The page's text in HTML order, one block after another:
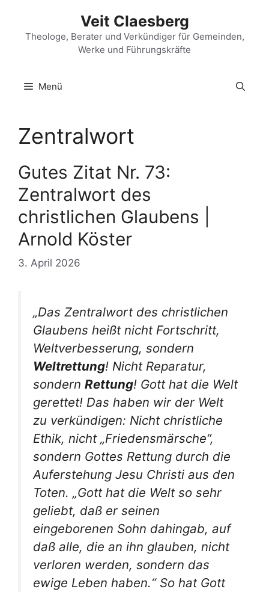
springen
Veit Claesberg
Theologe, Berater und Verkündiger für Gemeinden,
Werke und Führungskräfte
Menü
Zentralwort
Gutes Zitat Nr. 73:
Zentralwort des
christlichen Glaubens |
Arnold Köster
3. April 2026
„Das Zentralwort des christlichen
Glaubens heißt nicht Fortschritt,
Weltverbesserung, sondern
Weltrettung! Nicht Reparatur,
sondern Rettung! Gott hat die Welt
gerettet! Das haben wir der Welt
zu verkündigen: Nicht christliche
Ethik, nicht „Friedensmärsche“,
sondern Gottes Rettung durch die
Auferstehung Jesu Christi aus den
Toten. „Gott hat die Welt so sehr
geliebt, daß er seinen
eingeborenen Sohn dahingab, auf
daß alle, die an ihn glauben, nicht
verloren werden, sondern das
ewige Leben haben.“ So hat Gott